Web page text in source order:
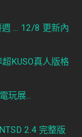
... 12/8 更新內
KUSO真人版格
玩展...
2.4 完整版